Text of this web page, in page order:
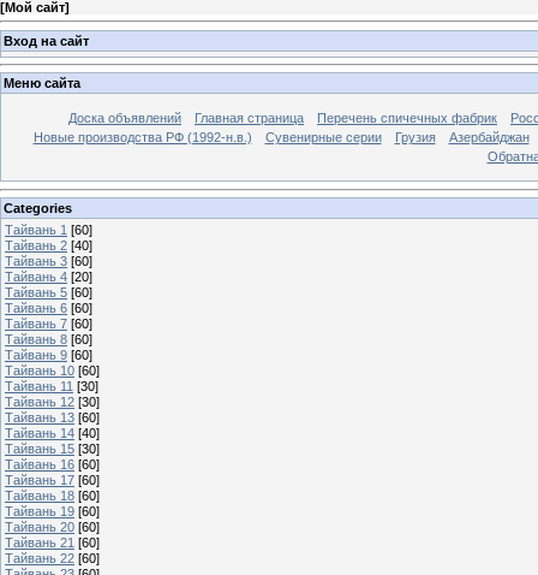
[Мой сайт]
Вход на сайт
Меню сайта
Доска объявлений Главная страница Перечень спичечных фабрик
Новые производства РФ (1992-н.в.)
Сувенирные серии Грузия
Азербайджан
Categories
Тайвань 1 [60]
Тайвань 2 [40]
Тайвань 3 [60]
Тайвань 4 [20]
Тайвань 5 [60]
Тайвань 6 [60]
Тайвань 7 [60]
Тайвань 8 [60]
Тайвань 9 [60]
Тайвань 10 [60]
Тайвань 11 [30]
Тайвань 12 [30]
Тайвань 13 [60]
Тайвань 14 [40]
Тайвань 15 [30]
Тайвань 16 [60]
Тайвань 17 [60]
Тайвань 18 [60]
Тайвань 19 [60]
Тайвань 20 [60]
Тайвань 21 [60]
Тайвань 22 [60]